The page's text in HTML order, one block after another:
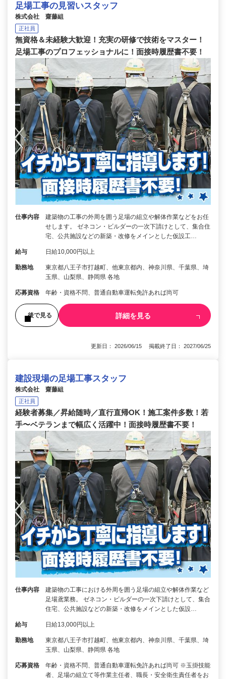
足場工事の見習いスタッフ
株式会社 齋藤組
正社員
無資格＆未経験大歓迎！充実の研修で技術をマスター！
足場工事のプロフェッショナルに！面接時履歴書不要！
仕事内容
建築物の工事の外周を囲う足場の組立や解体作業などをお任
せします。 ゼネコン・ビルダーの一次下請けとして、集合住
宅、公共施設などの新築・改修をメインとした仮設工…
給与 日給10,000円以上
勤務地
東京都八王子市打越町、他東京都内、神奈川県、千葉県、埼
玉県、山梨県、静岡県 各地
応募資格 年齢・資格不問、普通自動車運転免許あれば尚可
後で見る 詳細を見る
更新日： 2026/06/15 掲載終了日： 2027/06/25
建設現場の足場工事スタッフ
株式会社 齋藤組
正社員
経験者募集／昇給随時／直行直帰OK！施工案件多数！若
手〜ベテランまで幅広く活躍中！面接時履歴書不要！
仕事内容
建築物の工事における外周を囲う足場の組立や解体作業など
足場鳶業務。 ゼネコン・ビルダーの一次下請けとして、集合
住宅、公共施設などの新築・改修をメインとした仮設…
給与 日給13,000円以上
勤務地
東京都八王子市打越町、他東京都内、神奈川県、千葉県、埼
玉県、山梨県、静岡県 各地
応募資格
年齢・資格不問、普通自動車運転免許あれば尚可 ※玉掛技能
者、足場の組立て等作業主任者、職長・安全衛生責任者をお